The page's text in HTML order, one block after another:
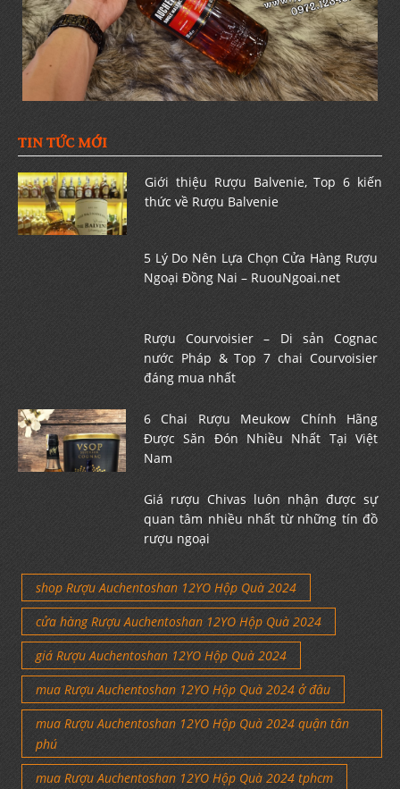
TIN TỨC MỚI
Giới thiệu Rượu Balvenie, Top 6 kiến
thức về Rượu Balvenie
5 Lý Do Nên Lựa Chọn Cửa Hàng Rượu
Ngoại Đồng Nai – RuouNgoai.net
Rượu Courvoisier – Di sản Cognac
nước Pháp & Top 7 chai Courvoisier
đáng mua nhất
6 Chai Rượu Meukow Chính Hãng
Được Săn Đón Nhiều Nhất Tại Việt
Nam
Giá rượu Chivas luôn nhận được sự
quan tâm nhiều nhất từ những tín đồ
rượu ngoại
shop Rượu Auchentoshan 12YO Hộp Quà 2024
cửa hàng Rượu Auchentoshan 12YO Hộp Quà 2024
giá Rượu Auchentoshan 12YO Hộp Quà 2024
mua Rượu Auchentoshan 12YO Hộp Quà 2024 ở đâu
mua Rượu Auchentoshan 12YO Hộp Quà 2024 quận tân
phú
mua Rượu Auchentoshan 12YO Hộp Quà 2024 tphcm